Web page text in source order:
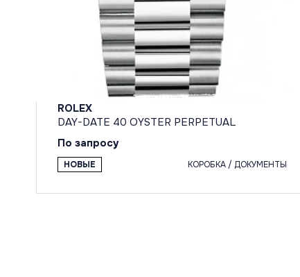
ROLEX
DAY-DATE 40 OYSTER PERPETUAL
По запросу
НОВЫЕ КОРОБКА / ДОКУМЕНТЫ